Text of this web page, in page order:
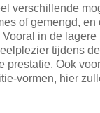
verschillende
of gemengd,
in de lagere
tijdens
prestatie. Ook
vormen, hier